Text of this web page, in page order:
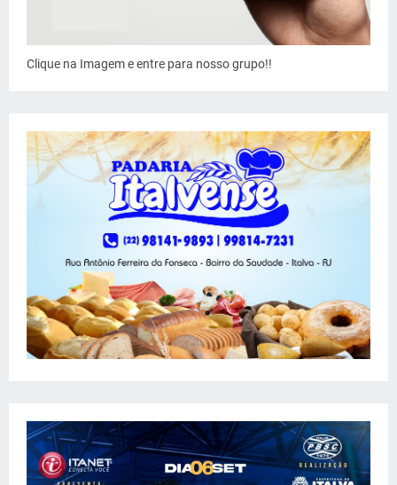
Clique na Imagem e entre para nosso grupo!!